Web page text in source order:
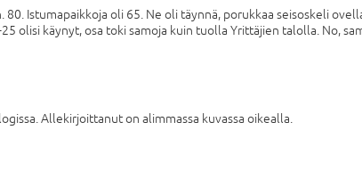
Istumapaikkoja oli 65. Ne oli täynnä, porukkaa seisoskeli
olisi käynyt, osa toki samoja kuin tuolla Yrittäjien talolla. No,
Allekirjoittanut on alimmassa kuvassa oikealla.